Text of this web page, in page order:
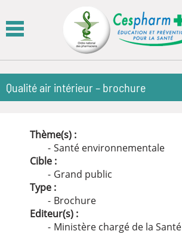
Qualité air intérieur – brochure
Thème(s) :
Santé environnementale
Cible :
Grand public
Type :
Brochure
Editeur(s) :
Ministère chargé de la Santé